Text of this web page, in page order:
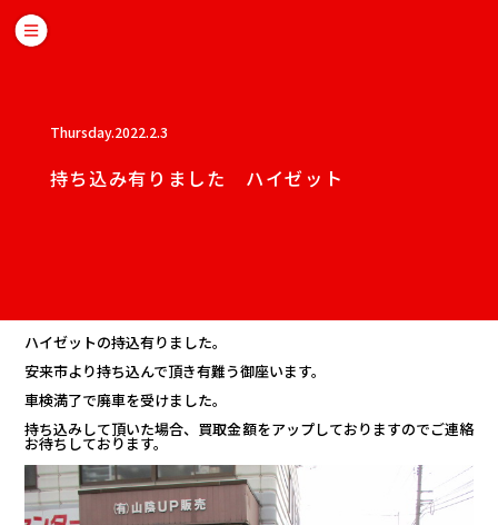
Thursday.2022.2.3
持ち込み有りました ハイゼット
ハイゼットの持込有りました。
安来市より持ち込んで頂き有難う御座います。
車検満了で廃車を受けました。
持ち込みして頂いた場合、買取金額をアップしておりますのでご連絡
お待ちしております。